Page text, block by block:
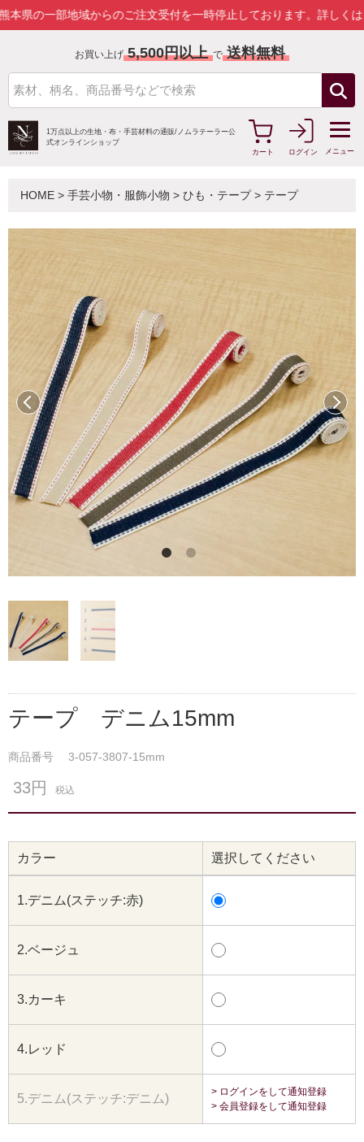
地域からのご注文受付を一時停止しております。詳しくはこちら
お買い上げ 5,500円以上 で 送料無料
1万点以上の生地・布・手芸材料の通販/ ノムラテーラー公
式オンラインショップ
カート
ログイン メニュー
HOME > 手芸小物・服飾小物 > ひも・テープ> テープ
前へ 次へ
テープ デニム15mm
商品番号 3-057-3807-15mm
33円 税込
カラー 選択してください
1.デニム(ステッチ:赤)
2.ベージュ
3.カーキ
4.レッド
5.デニム(ステッチ:デニム)
> ログインをして通知登録
> 会員登録をして通知登録